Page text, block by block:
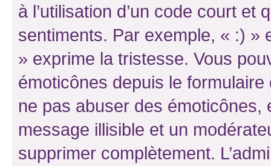
à l’utilisation d’un code court et
sentiments. Par exemple, « :) »
» exprime la tristesse. Vous
émoticônes depuis le
ne pas abuser des
message illisible et un
supprimer complètement.